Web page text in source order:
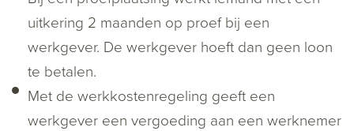
uitkering 2 maanden op proef bij een
werkgever. De werkgever hoeft dan geen loon
te betalen.
Met de werkkostenregeling geeft een
werkgever een vergoeding aan een werknemer